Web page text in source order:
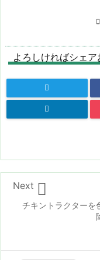

よろしければシェ
チキントラクターを

Next